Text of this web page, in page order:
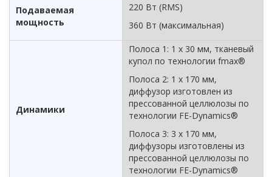
Подаваемая
мощность
220 Вт (RMS)
360 Вт (максимальная)
Динамики
Полоса 1: 1 х 30 мм, тканевый
купол по технологии fmax®
Полоса 2: 1 х 170 мм,
диффузор изготовлен из
прессованной целлюлозы по
технологии FE-Dynamics®
Полоса 3: 3 х 170 мм,
диффузоры изготовлены из
прессованной целлюлозы по
технологии FE-Dynamics®